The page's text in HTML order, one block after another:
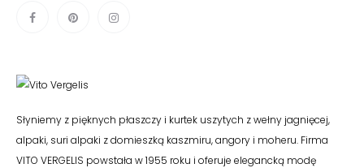
Słyniemy z pięknych płaszczy i kurtek uszytych z wełny jagnięcej,
alpaki, suri alpaki z domieszką kaszmiru, angory i moheru. Firma
VITO VERGELIS powstała w 1955 roku i oferuje elegancką modę